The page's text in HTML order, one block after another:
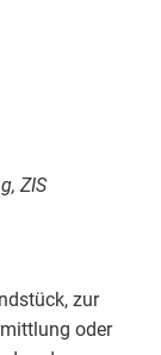
ZIS
zur
oder